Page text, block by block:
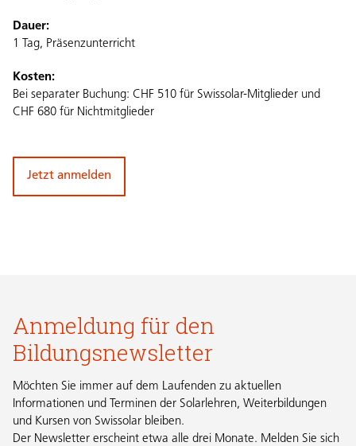
Dauer:
1 Tag, Präsenzunterricht
Kosten:
Bei separater Buchung: CHF 510 für Swissolar-Mitglieder und
CHF 680 für Nichtmitglieder
Jetzt anmelden
Anmeldung für den
Bildungsnewsletter
Möchten Sie immer auf dem Laufenden zu aktuellen
Informationen und Terminen der Solarlehren, Weiterbildungen
und Kursen von Swissolar bleiben.
Der Newsletter erscheint etwa alle drei Monate. Melden Sie sich